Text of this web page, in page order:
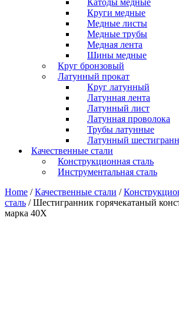
Катоды медные
Круги медные
Медные листы
Медные трубы
Медная лента
Шины медные
Круг бронзовый
Латунный прокат
Круг латунный
Латунная лента
Латунный лист
Латунная проволока
Трубы латунные
Латунный
Качественные стали
Конструкционная сталь
Инструментальная сталь
Home /Качественные стали /
сталь / Шестигранник горячекатаный
марка 40Х